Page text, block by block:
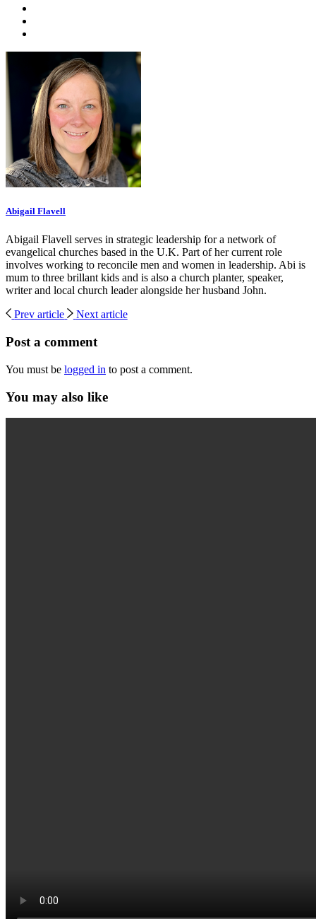
Abigail Flavell
Abigail Flavell serves in strategic leadership for a network of
evangelical churches based in the U.K. Part of her current role
involves working to reconcile men and women in leadership. Abi is
mum to three brillant kids and is also a church planter, speaker,
writer and local church leader alongside her husband John.
Prev article Next article
Post a comment
You must be logged in to post a comment.
You may also like